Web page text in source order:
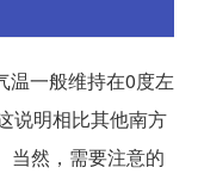
温一般维持在0度左
说明相比其他南方
当然，需要注意的